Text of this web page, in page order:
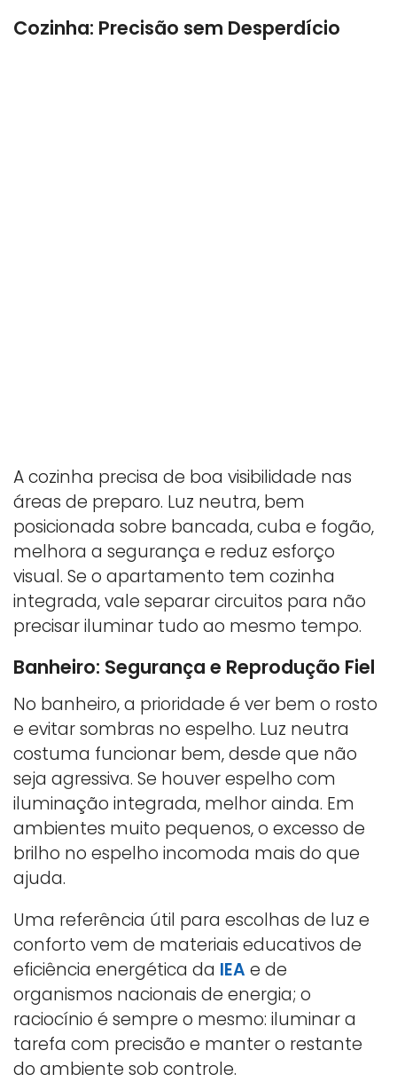
Cozinha: Precisão sem Desperdício
A cozinha precisa de boa visibilidade nas
áreas de preparo. Luz neutra, bem
posicionada sobre bancada, cuba e fogão,
melhora a segurança e reduz esforço
visual. Se o apartamento tem cozinha
integrada, vale separar circuitos para não
precisar iluminar tudo ao mesmo tempo.
Banheiro: Segurança e Reprodução Fiel
No banheiro, a prioridade é ver bem o rosto
e evitar sombras no espelho. Luz neutra
costuma funcionar bem, desde que não
seja agressiva. Se houver espelho com
iluminação integrada, melhor ainda. Em
ambientes muito pequenos, o excesso de
brilho no espelho incomoda mais do que
ajuda.
Uma referência útil para escolhas de luz e
conforto vem de materiais educativos de
eficiência energética da IEA e de
organismos nacionais de energia; o
raciocínio é sempre o mesmo: iluminar a
tarefa com precisão e manter o restante
do ambiente sob controle.